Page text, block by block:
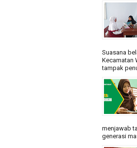
Suasana
Kecamatan
tampak
menjawab
generasi